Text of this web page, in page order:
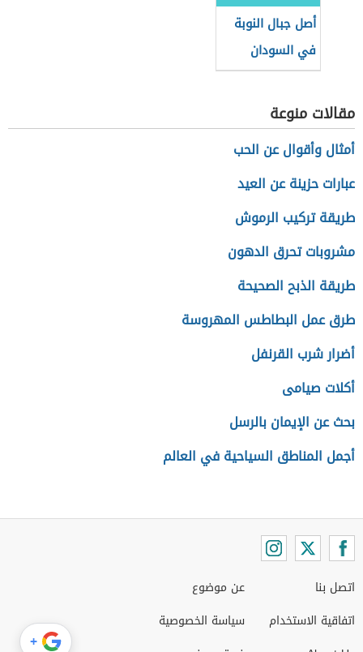
أصل جبال النوبة
في السودان
مقالات منوعة
أمثال وأقوال عن الحب
عبارات حزينة عن العيد
طريقة تركيب الرموش
مشروبات تحرق الدهون
طريقة الذبح الصحيحة
طرق عمل البطاطس المهروسة
أضرار شرب القرنفل
أكلات صيامى
بحث عن الإيمان بالرسل
أجمل المناطق السياحية في العالم
اتصل بنا
اتفاقية الاستخدام
عن موضوع
سياسة الخصوصية
+